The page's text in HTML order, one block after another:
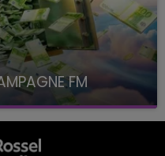
FM
FM, à 8H10